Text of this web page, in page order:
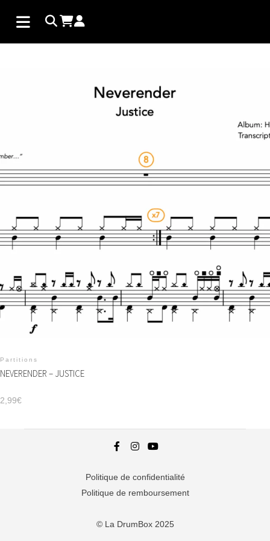
Partitions
NEVERENDER – JUSTICE
2,99€
Politique de confidentialité
Politique de remboursement
© La DrumBox 2025